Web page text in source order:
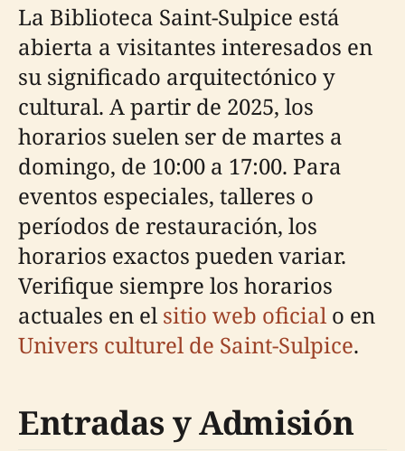
La Biblioteca Saint-Sulpice está
abierta a visitantes interesados en
su significado arquitectónico y
cultural. A partir de 2025, los
horarios suelen ser de martes a
domingo, de 10:00 a 17:00. Para
eventos especiales, talleres o
períodos de restauración, los
horarios exactos pueden variar.
Verifique siempre los horarios
actuales en elsitio web oficialo en
Univers culturel de Saint-Sulpice.
Entradas y Admisión